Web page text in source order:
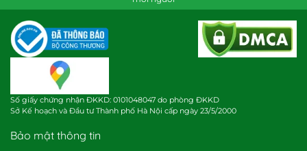
Số giấy chứng nhận ĐKKD: 0101048047 do phòng ĐKKD
Sở Kế hoạch và Đầu tư Thành phố Hà Nội cấp ngày 23/5/2000
Bảo mật thông tin